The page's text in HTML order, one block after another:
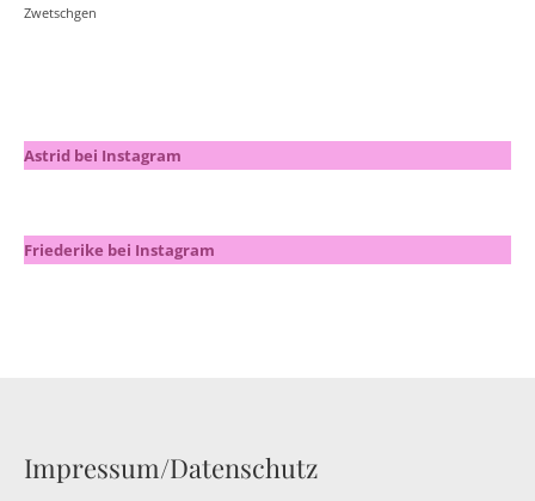
Zwetschgen
Astrid bei Instagram
Friederike bei Instagram
Impressum/Datenschutz